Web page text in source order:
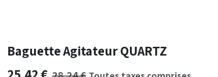
Baguette Agitateur QUARTZ